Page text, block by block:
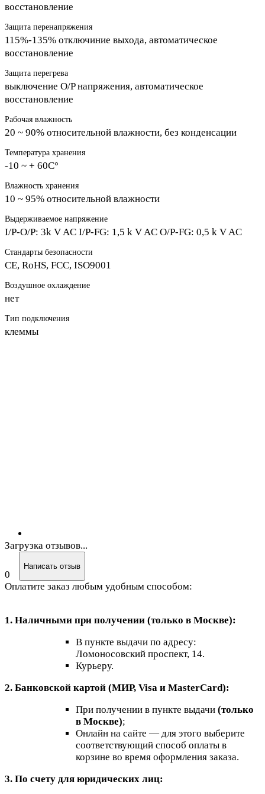
восстановление
Защита перенапряжения
115%-135% отключиние выхода, автоматическое
восстановление
Защита перегрева
выключение O/P напряжения, автоматическое
восстановление
Рабочая влажность
20 ~ 90% относительной влажности, без конденсации
Температура хранения
-10 ~ + 60C°
Влажность хранения
10 ~ 95% относительной влажности
Выдерживаемое напряжение
I/P-O/P: 3k V AC I/P-FG: 1,5 k V AC O/P-FG: 0,5 k V AC
Стандарты безопасности
CE, RoHS, FCC, ISO9001
Воздушное охлаждение
нет
Тип подключения
клеммы
Загрузка отзывов...
0
Написать отзыв
Оплатите заказ любым удобным способом:
1. Наличными при получении (только в Москве):
В пункте выдачи по адресу:
Ломоносовский проспект, 14.
Курьеру.
2. Банковской картой (МИР, Visa и MasterCard):
При получении в пункте выдачи (только
в Москве);
Онлайн на сайте — для этого выберите
соответствующий способ оплаты в
корзине во время оформления заказа.
3. По счету для юридических лиц: